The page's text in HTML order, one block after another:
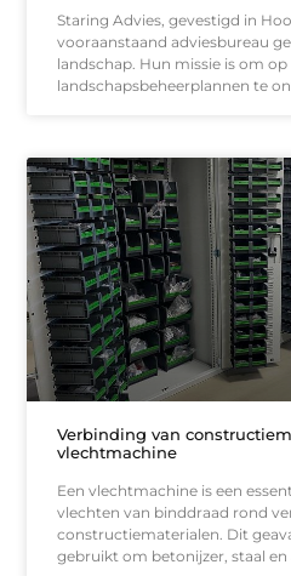
Staring Advies, gevestigd in
vooraanstaand adviesbureau
landschap. Hun missie is om
landschapsbeheerplannen te
Verbinding van
vlechtmachine
Een vlechtmachine is een
vlechten van binddraad rond
constructiematerialen. Dit
gebruikt om betonijzer, staal